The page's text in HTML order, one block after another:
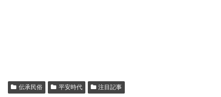
伝承民俗 平安時代 注目記事